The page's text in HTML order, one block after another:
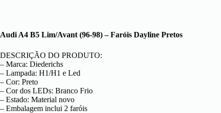
Audi A4 B5 Lim/Avant (96-98) – Faróis Dayline Pretos
DESCRIÇÃO DO PRODUTO:
– Marca: Diederichs
– Lampada: H1/H1 e Led
– Cor: Preto
– Cor dos LEDs: Branco Frio
– Estado: Material novo
– Embalagem inclui 2 faróis